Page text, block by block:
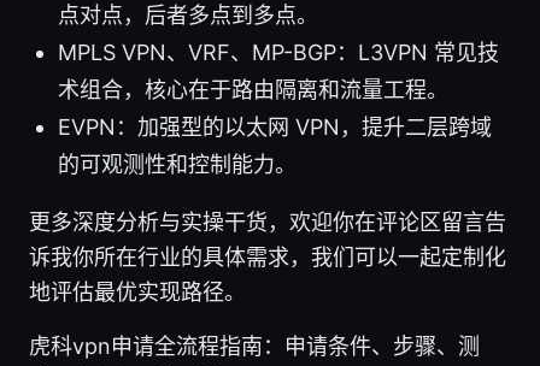
点对点，后者多点到多点。
MPLS VPN、VRF、MP-BGP：L3VPN 常见技
术组合，核心在于路由隔离和流量工程。
EVPN：加强型的以太网 VPN，提升二层跨域
的可观测性和控制能力。
更多深度分析与实操干货，欢迎你在评论区留言告
诉我你所在行业的具体需求，我们可以一起定制化
地评估最优实现路径。
虎科vpn申请全流程指南：申请条件、步骤、测